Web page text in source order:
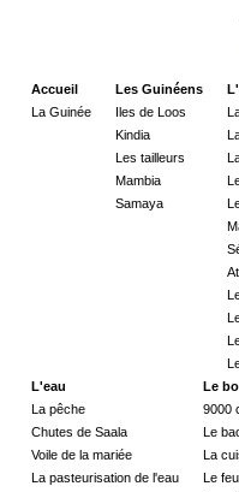
Accueil
La Guinée
Les Guinéens
Iles de Loos
Kindia
Les tailleurs
Mambia
Samaya
L'eau
La pêche
Chutes de Saala
Voile de la mariée
La pasteurisation de l'eau
Le
9000
Le
La
Le